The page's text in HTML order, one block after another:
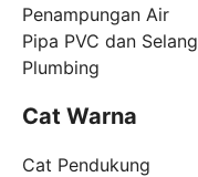
Penampungan Air
Pipa PVC dan Selang
Plumbing
Cat Warna
Cat Pendukung